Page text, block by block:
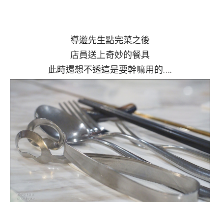
導遊先生點完菜之後
店員送上奇妙的餐具
此時還想不透這是要幹嘛用的….